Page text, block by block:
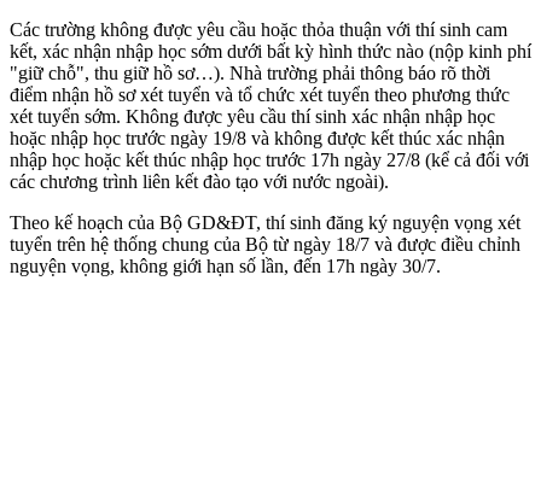
Các trường không được yêu cầu hoặc thỏa thuận với thí sinh cam
kết, xác nhận nhập học sớm dưới bất kỳ hình thức nào (nộp kinh phí
"giữ chỗ", thu giữ hồ sơ…). Nhà trường phải thông báo rõ thời
điểm nhận hồ sơ xét tuyển và tổ chức xét tuyển theo phương thức
xét tuyển sớm. Không được yêu cầu thí sinh xác nhận nhập học
hoặc nhập học trước ngày 19/8 và không được kết thúc xác nhận
nhập học hoặc kết thúc nhập học trước 17h ngày 27/8 (kể cả đối với
các chương trình liên kết đào tạo với nước ngoài).
Theo kế hoạch của Bộ GD&ĐT, thí sinh đăng ký nguyện vọng xét
tuyển trên hệ thống chung của Bộ từ ngày 18/7 và được điều chỉnh
nguyện vọng, không giới hạn số lần, đến 17h ngày 30/7.